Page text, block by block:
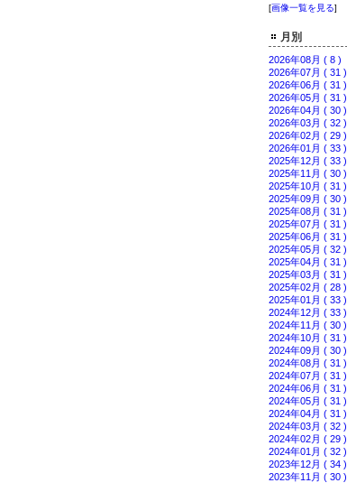
[画像一覧を見る]
月別
2026年08月 ( 8 )
2026年07月 ( 31 )
2026年06月 ( 31 )
2026年05月 ( 31 )
2026年04月 ( 30 )
2026年03月 ( 32 )
2026年02月 ( 29 )
2026年01月 ( 33 )
2025年12月 ( 33 )
2025年11月 ( 30 )
2025年10月 ( 31 )
2025年09月 ( 30 )
2025年08月 ( 31 )
2025年07月 ( 31 )
2025年06月 ( 31 )
2025年05月 ( 32 )
2025年04月 ( 31 )
2025年03月 ( 31 )
2025年02月 ( 28 )
2025年01月 ( 33 )
2024年12月 ( 33 )
2024年11月 ( 30 )
2024年10月 ( 31 )
2024年09月 ( 30 )
2024年08月 ( 31 )
2024年07月 ( 31 )
2024年06月 ( 31 )
2024年05月 ( 31 )
2024年04月 ( 31 )
2024年03月 ( 32 )
2024年02月 ( 29 )
2024年01月 ( 32 )
2023年12月 ( 34 )
2023年11月 ( 30 )